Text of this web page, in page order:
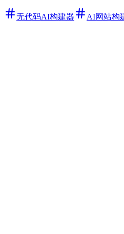
无代码AI构建器 AI网站构